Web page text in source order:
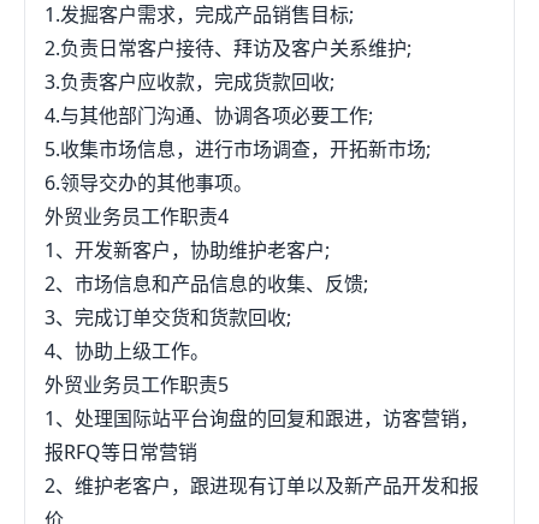
1.发掘客户需求，完成产品销售目标;
2.负责日常客户接待、拜访及客户关系维护;
3.负责客户应收款，完成货款回收;
4.与其他部门沟通、协调各项必要工作;
5.收集市场信息，进行市场调查，开拓新市场;
6.领导交办的其他事项。
外贸业务员工作职责4
1、开发新客户，协助维护老客户;
2、市场信息和产品信息的收集、反馈;
3、完成订单交货和货款回收;
4、协助上级工作。
外贸业务员工作职责5
1、处理国际站平台询盘的回复和跟进，访客营销，
报RFQ等日常营销
2、维护老客户，跟进现有订单以及新产品开发和报